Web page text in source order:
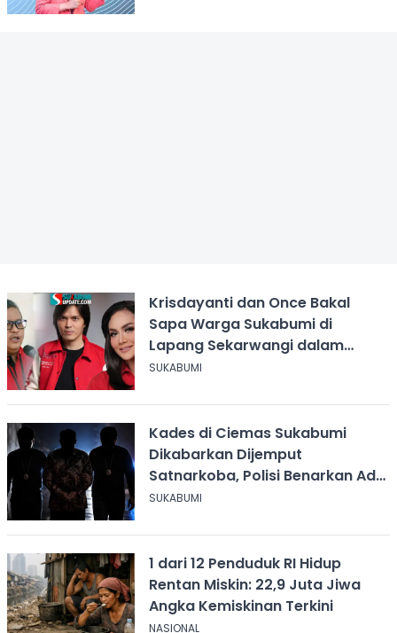
Krisdayanti dan Once Bakal
Sapa Warga Sukabumi di
Lapang Sekarwangi dalam
Rangka Hari ASI Sedunia
SUKABUMI
Kades di Ciemas Sukabumi
Dikabarkan Dijemput
Satnarkoba, Polisi Benarkan Ada
Penindakan
SUKABUMI
1 dari 12 Penduduk RI Hidup
Rentan Miskin: 22,9 Juta Jiwa
Angka Kemiskinan Terkini
NASIONAL